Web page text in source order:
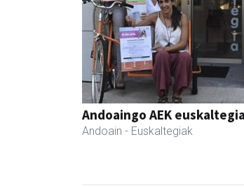
Andoaingo AEK euskaltegia
Andoain - Euskaltegiak